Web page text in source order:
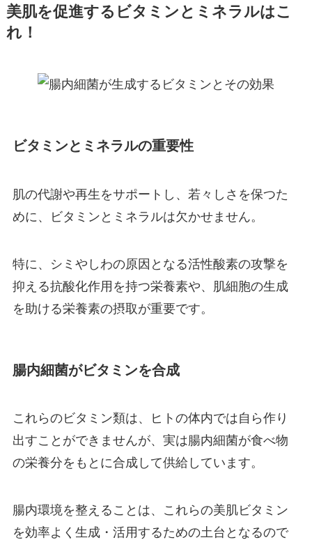
美肌を促進するビタミンとミネラルはこ
れ！
ビタミンとミネラルの重要性
肌の代謝や再生をサポートし、若々しさを保つた
めに、ビタミンとミネラルは欠かせません。
特に、シミやしわの原因となる活性酸素の攻撃を
抑える抗酸化作用を持つ栄養素や、肌細胞の生成
を助ける栄養素の摂取が重要です。
腸内細菌がビタミンを合成
これらのビタミン類は、ヒトの体内では自ら作り
出すことができませんが、実は腸内細菌が食べ物
の栄養分をもとに合成して供給しています。
腸内環境を整えることは、これらの美肌ビタミン
を効率よく生成・活用するための土台となるので